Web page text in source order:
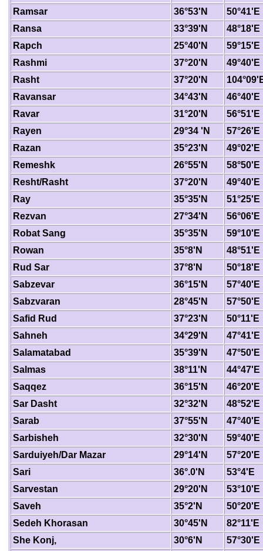
Ramsar
36°53'N
50°41'E
Ransa
33°39'N
48°18'E
Rapch
25°40'N
59°15'E
Rashmi
37°20'N
49°40'E
Rasht
37°20'N
Ravansar
34°43'N
46°40'E
Ravar
31°20'N
56°51'E
Rayen
29°34 'N
57°26'E
Razan
35°23'N
49°02'E
Remeshk
26°55'N
58°50'E
Resht/Rasht
37°20'N
49°40'E
Ray
35°35'N
51°25'E
Rezvan
27°34'N
56°06'E
Robat Sang
35°35'N
59°10'E
Rowan
35°8'N
48°51'E
Rud Sar
37°8'N
50°18'E
Sabzevar
36°15'N
57°40'E
Sabzvaran
28°45'N
57°50'E
Safid Rud
37°23'N
50°11'E
Sahneh
34°29'N
47°41'E
Salamatabad
35°39'N
47°50'E
Salmas
38°11'N
44°47'E
Saqqez
36°15'N
46°20'E
Sar Dasht
32°32'N
48°52'E
Sarab
37°55'N
47°40'E
Sarbisheh
32°30'N
59°40'E
Sarduiyeh/Dar Mazar
29°14'N
57°20'E
Sari
36°.0'N
53°4'E
Sarvestan
29°20'N
53°10'E
Saveh
35°2'N
50°20'E
Sedeh Khorasan
30°45'N
82°11'E
She Konj,
30°6'N
57°30'E